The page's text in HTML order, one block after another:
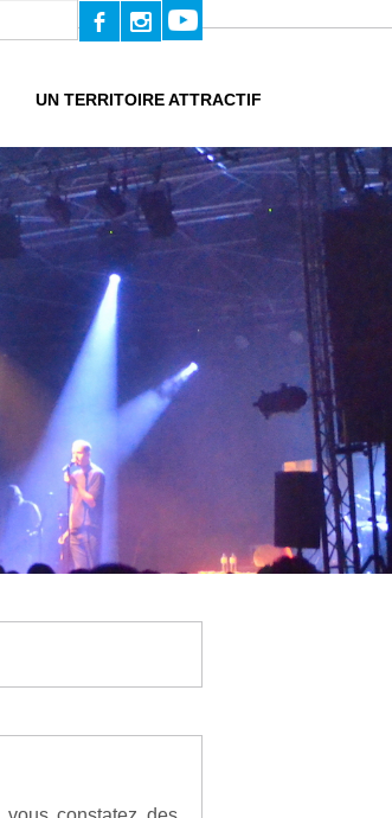
b x
UN TERRITOIRE ATTRACTIF